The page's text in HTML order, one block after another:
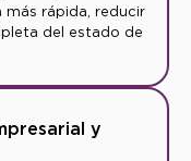
más rápida, reducir
del estado de
y